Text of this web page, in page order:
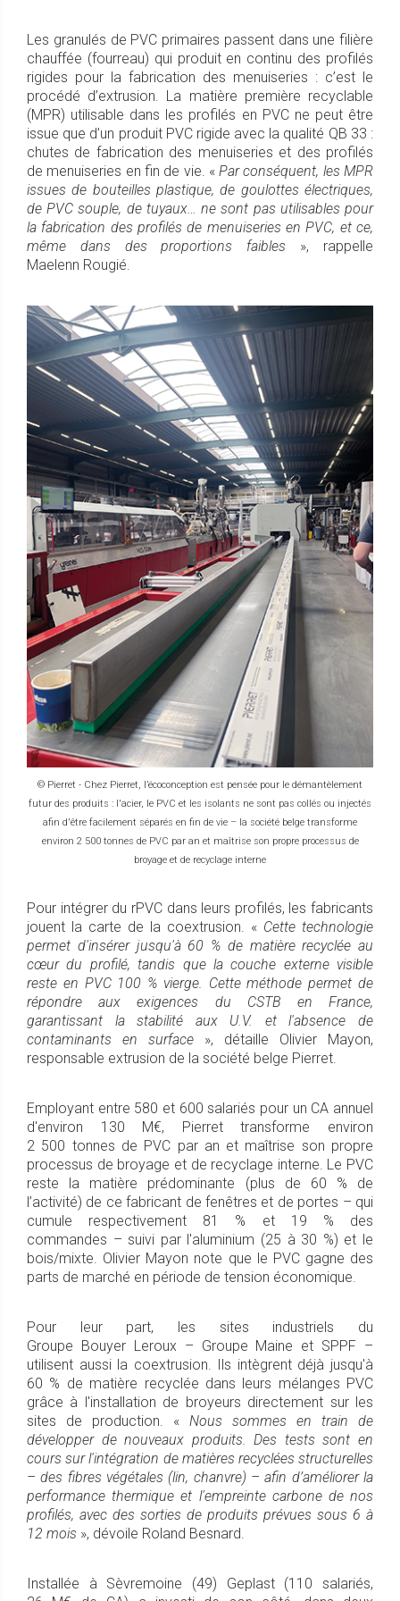
Les granulés de PVC primaires passent dans une filière
chauffée (fourreau) qui produit en continu des profilés
rigides pour la fabrication des menuiseries : c’est le
procédé d’extrusion. La matière première recyclable
(MPR) utilisable dans les profilés en PVC ne peut être
issue que d’un produit PVC rigide avec la qualité QB 33 :
chutes de fabrication des menuiseries et des profilés
de menuiseries en fin de vie. «Par conséquent, les MPR
issues de bouteilles plastique, de goulottes électriques,
de PVC souple, de tuyaux… ne sont pas utilisables pour
la fabrication des profilés de menuiseries en PVC, et ce,
même dans des proportions faibles », rappelle
Maelenn Rougié.
© Pierret - Chez Pierret, l’écoconception est pensée pour le démantèlement
futur des produits : l'acier, le PVC et les isolants ne sont pas collés ou injectés
afin d'être facilement séparés en fin de vie – la société belge transforme
environ 2 500 tonnes de PVC par an et maîtrise son propre processus de
broyage et de recyclage interne
Pour intégrer du rPVC dans leurs profilés, les fabricants
jouent la carte de la coextrusion. « Cette technologie
permet d'insérer jusqu'à 60 % de matière recyclée au
cœur du profilé, tandis que la couche externe visible
reste en PVC 100 % vierge. Cette méthode permet de
répondre aux exigences du CSTB en France,
garantissant la stabilité aux U.V. et l'absence de
contaminants en surface », détaille Olivier Mayon,
responsable extrusion de la société belge Pierret.
Employant entre 580 et 600 salariés pour un CA annuel
d'environ 130 M€, Pierret transforme environ
2 500 tonnes de PVC par an et maîtrise son propre
processus de broyage et de recyclage interne. Le PVC
reste la matière prédominante (plus de 60 % de
l’activité) de ce fabricant de fenêtres et de portes – qui
cumule respectivement 81 % et 19 % des
commandes – suivi par l'aluminium (25 à 30 %) et le
bois/mixte. Olivier Mayon note que le PVC gagne des
parts de marché en période de tension économique.
Pour leur part, les sites industriels du
Groupe Bouyer Leroux – Groupe Maine et SPPF –
utilisent aussi la coextrusion. Ils intègrent déjà jusqu'à
60 % de matière recyclée dans leurs mélanges PVC
grâce à l'installation de broyeurs directement sur les
sites de production. « Nous sommes en train de
développer de nouveaux produits. Des tests sont en
cours sur l'intégration de matières recyclées structurelles
– des fibres végétales (lin, chanvre) – afin d’améliorer la
performance thermique et l'empreinte carbone de nos
profilés, avec des sorties de produits prévues sous 6 à
12 mois », dévoile Roland Besnard.
Installée à Sèvremoine (49) Geplast (110 salariés,